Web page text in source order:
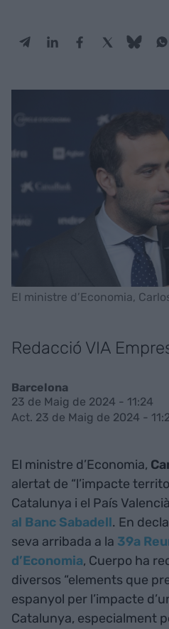
El ministre d’Economia,
Redacció VIA
Barcelona
23 de Maig de 2024 - 11:24
Act. 23 de Maig de 2024 -
El ministre d’Economia,
alertat de “l’impacte
Catalunya i el País Valencià
al Banc Sabadell. En
seva arribada a la 39a
d’Economia, Cuerpo ha
diversos “elements que
espanyol per l’impacte
Catalunya, especialment